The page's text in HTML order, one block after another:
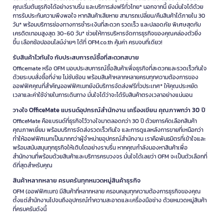
คุณเริ่มต้นธุรกิจได้อย่างราบรื่น และบริการส่งฟรีทั่วไทย* นอกจากนี้ ยังมั่นใจได้ด้วย
การรับประกันความพึงพอใจ หากสินค้าเสียหาย สามารถเปลี่ยน/คืนสินค้าได้ภายใน 30
วัน* พร้อมบริการช่องทางการชำระเงินที่สะดวก รวดเร็ว และปลอดภัย พิเศษสุดกับ
เครดิตเทอมสูงสุด 30-60 วัน* ช่วยให้การบริหารจัดการธุรกิจของคุณคล่องตัวยิ่ง
ขึ้น เลือกช้อปออนไลน์ง่ายๆ ได้ที่ OFM.co.th คุ้มค่า ครบจบที่เดียว!
รับสินค้าไวทันใจ กับประสบการณ์ซื้อที่สะดวกสบาย
Officemate หรือ OFM มอบประสบการณ์ซื้อสินค้าเพื่อธุรกิจที่สะดวกและรวดเร็วทันใจ
ด้วยระบบสั่งซื้อที่ง่าย ไม่ซับซ้อน พร้อมสินค้าหลากหลายครบทุกความต้องการของ
ออฟฟิศคุณที่สำคัญออฟฟิศเมทยังมีบริการจัดส่งฟรีทั่วประเทศ* ให้คุณประหยัด
เวลาและค่าใช้จ่ายในการเดินทาง มั่นใจได้ว่าจะได้รับสินค้าตรงเวลาอย่างแน่นอน
วางใจ OfficeMate แบรนด์อุปกรณ์สำนักงาน เครื่องเขียน คุณภาพกว่า 30 ปี
OfficeMate คือแบรนด์ที่ธุรกิจไว้วางใจมาตลอดกว่า 30 ปี ด้วยการคัดเลือกสินค้า
คุณภาพเยี่ยม พร้อมบริการจัดส่งรวดเร็วทันใจ และการดูแลหลังการขายที่เหนือกว่า
ทำให้ออฟฟิศเมทเป็นมากกว่าผู้จำหน่ายอุปกรณ์สำนักงาน เราคือพันธมิตรที่เข้าใจและ
พร้อมสนับสนุนทุกธุรกิจให้เติบโตอย่างราบรื่น หากคุณกำลังมองหาสินค้าเพื่อ
สำนักงานที่พร้อมด้วยสินค้าและบริการครบวงจร มั่นใจได้เลยว่า OFM จะเป็นตัวเลือกที่
ดีที่สุดสำหรับคุณ
สินค้าหลากหลาย ครบครันทุกหมวดหมู่สินค้าธุรกิจ
OFM (ออฟฟิศเมท) มีสินค้าที่หลากหลาย ครอบคลุมทุกความต้องการธุรกิจของคุณ
ตั้งแต่สำนักงานไปจนถึงอุปกรณ์ทำความสะอาดและเครื่องมือช่าง ด้วยหมวดหมู่สินค้า
ที่ครบครันดังนี้